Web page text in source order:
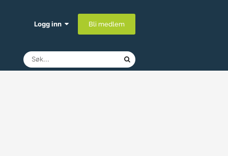
Logg inn Bli medlem